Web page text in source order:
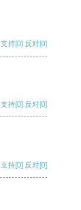
支持[0] 反对[0]
支持[0] 反对[0]
支持[0] 反对[0]